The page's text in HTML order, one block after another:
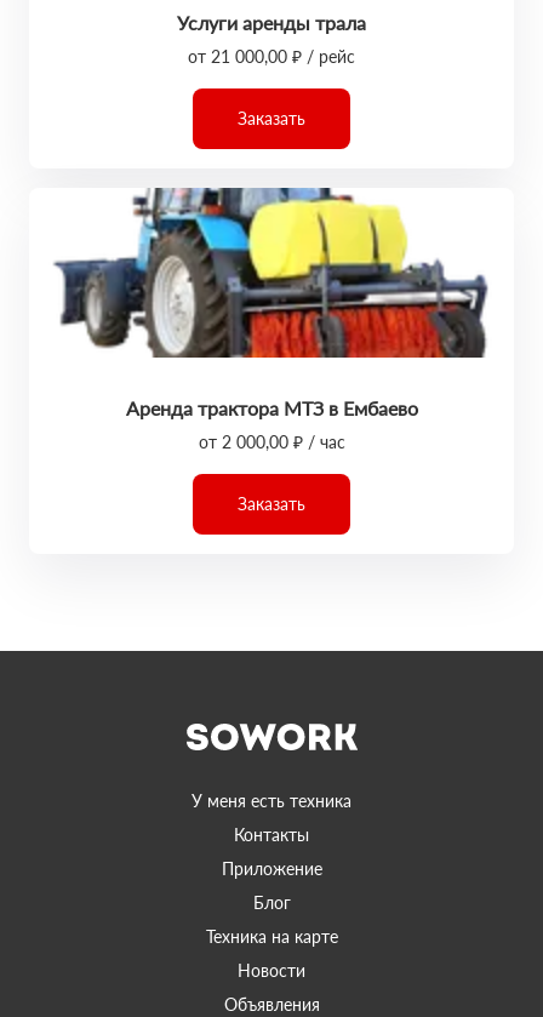
Услуги аренды трала
от 21 000,00 ₽ / рейс
Заказать
Аренда трактора МТЗ в Ембаево
от 2 000,00 ₽ / час
Заказать
У меня есть техника
Контакты
Приложение
Блог
Техника на карте
Новости
Объявления